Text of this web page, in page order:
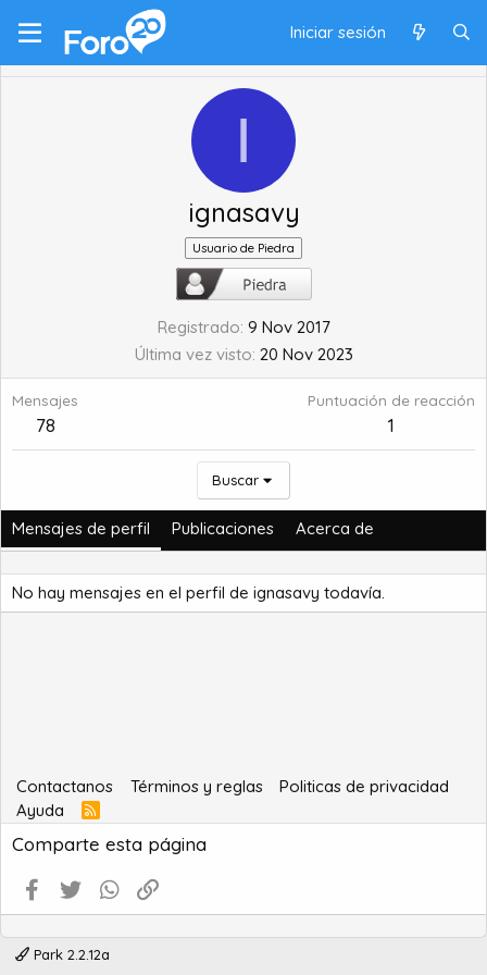
Iniciar sesión
I
ignasavy
Usuario de Piedra
Registrado 9 Nov 2017
Última vez visto 20 Nov 2023
Mensajes
78
Puntuación de reacción
1
Buscar
Mensajes de perfil Publicaciones Acerca de
No hay mensajes en el perfil de ignasavy todavía.
Contactanos Términos y reglas
Politicas de privacidad
Ayuda
R
S
S
Comparte esta página
Facebook
Twitter WhatsApp
Park 2.2.12a